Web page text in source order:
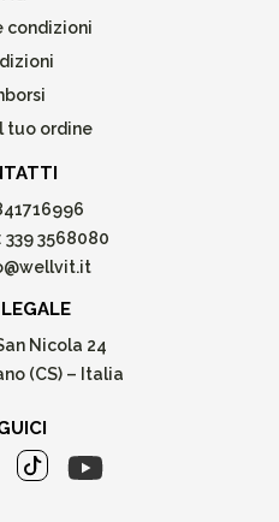
condizioni
tuo ordine
339 3568080
Nicola 24
(CS) – Italia